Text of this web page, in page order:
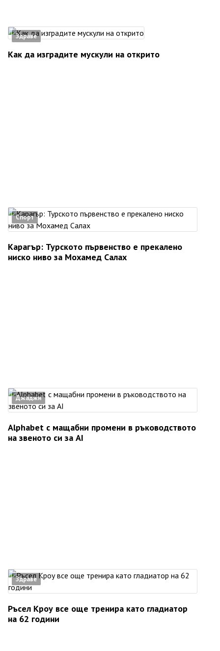
Здраве
Как да изградите мускули на открито
Спорт
Карагър: Турското първенство е прекалено
ниско ниво за Мохамед Салах
Джаджи
Alphabet с мащабни промени в ръководството
на звеното си за AI
Здраве
Ръсел Кроу все още тренира като гладиатор
на 62 години